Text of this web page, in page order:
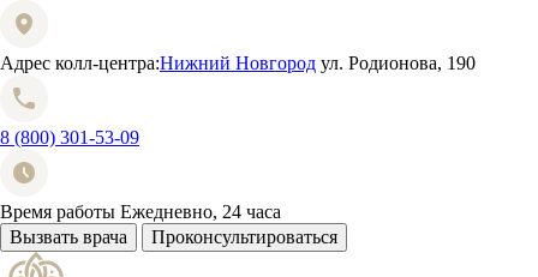
Адрес колл-центра:Нижний Новгород ул. Родионова, 190
8 (800) 301-53-09
Время работы Ежедневно, 24 часа
Вызвать врача
Проконсультироваться